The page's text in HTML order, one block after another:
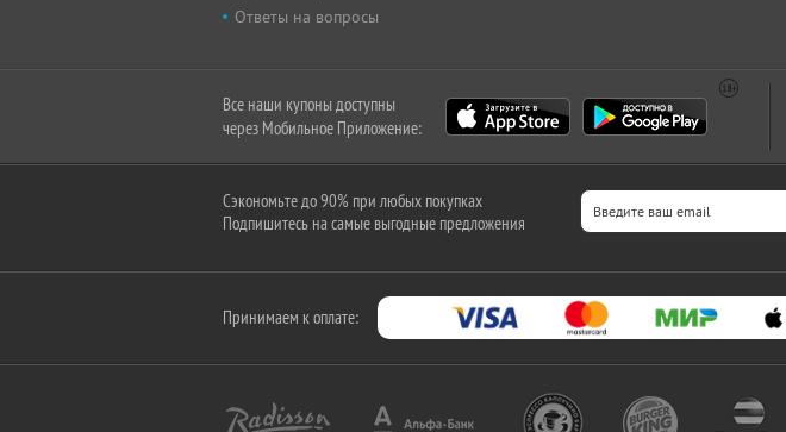
Ответы на вопросы
Все наши купоны доступны
через Мобильное Приложение:
Сэкономьте до 90% при любых покупках
Подпишитесь на самые выгодные предложения
Принимаем к оплате: